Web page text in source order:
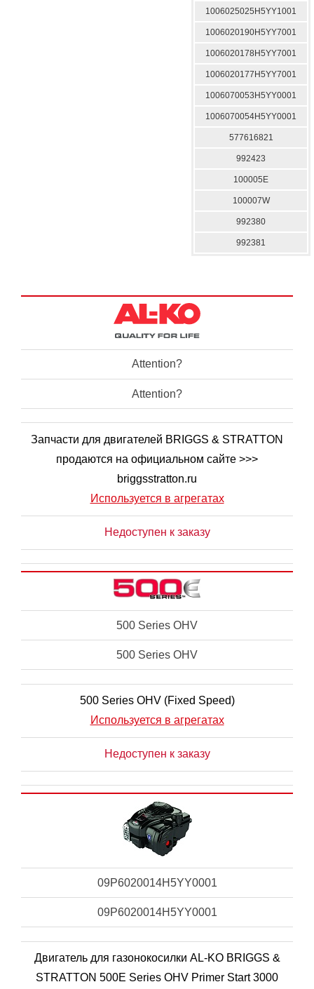
1006025025H5YY1001
1006020190H5YY7001
1006020178H5YY7001
1006020177H5YY7001
1006070053H5YY0001
1006070054H5YY0001
577616821
992423
100005E
100007W
992380
992381
Attention?
Attention?
Запчасти для двигателей BRIGGS & STRATTON
продаются на официальном сайте >>>
briggsstratton.ru
Используется в агрегатах
Недоступен к заказу
500 Series OHV
500 Series OHV
500 Series OHV (Fixed Speed)
Используется в агрегатах
Недоступен к заказу
09P6020014H5YY0001
09P6020014H5YY0001
Двигатель для газонокосилки AL-KO BRIGGS &
STRATTON 500E Series OHV Primer Start 3000